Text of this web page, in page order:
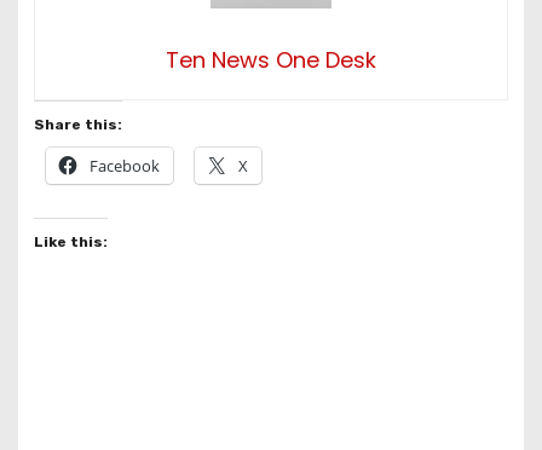
Ten News One Desk
Share this:
Facebook X
Like this: